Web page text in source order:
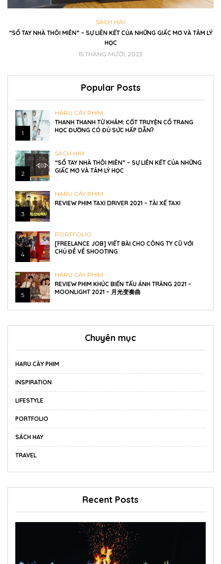
SÁCH HAY
“SỔ TAY NHÀ THÔI MIÊN” – SỰ LIÊN KẾT CỦA NHỮNG GIẤC MƠ VÀ TÂM LÝ
HỌC
15 THÁNG MƯỜI, 2023
Popular Posts
1
HARU CÀY PHIM
THANH THANH TỬ KHÂM: CỐT TRUYỆN CỔ TRANG
HỌC ĐƯỜNG CÓ ĐỦ SỨC HẤP DẪN?
2
SÁCH HAY
“SỔ TAY NHÀ THÔI MIÊN” – SỰ LIÊN KẾT CỦA NHỮNG
GIẤC MƠ VÀ TÂM LÝ HỌC
3
HARU CÀY PHIM
REVIEW PHIM TAXI DRIVER 2021 – TÀI XẾ TAXI
4
PORTFOLIO
[FREELANCE JOB] VIẾT BÀI CHO CÔNG TY CŨ VỚI
CHỦ ĐỀ VỀ SHOOTING
5
HARU CÀY PHIM
REVIEW PHIM KHÚC BIẾN TẤU ÁNH TRĂNG 2021 –
MOONLIGHT 2021 – 月光变奏曲
Chuyên mục
HARU CÀY PHIM
INSPIRATION
LIFESTYLE
PORTFOLIO
SÁCH HAY
TRAVEL
Recent Posts